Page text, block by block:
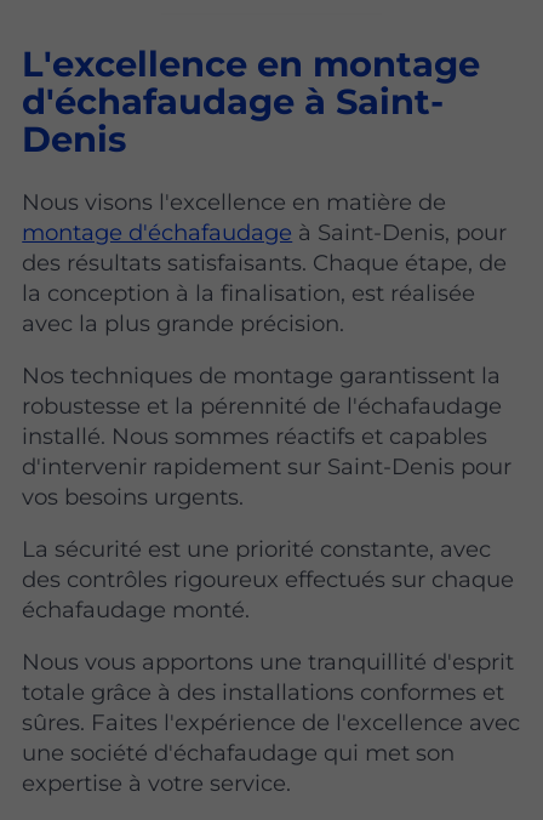
L'excellence en montage
d'échafaudage à Saint-
Denis
Nous visons l'excellence en matière de
montage d'échafaudage à Saint-Denis, pour
des résultats satisfaisants. Chaque étape, de
la conception à la finalisation, est réalisée
avec la plus grande précision.
Nos techniques de montage garantissent la
robustesse et la pérennité de l'échafaudage
installé. Nous sommes réactifs et capables
d'intervenir rapidement sur Saint-Denis pour
vos besoins urgents.
La sécurité est une priorité constante, avec
des contrôles rigoureux effectués sur chaque
échafaudage monté.
Nous vous apportons une tranquillité d'esprit
totale grâce à des installations conformes et
sûres. Faites l'expérience de l'excellence avec
une société d'échafaudage qui met son
expertise à votre service.